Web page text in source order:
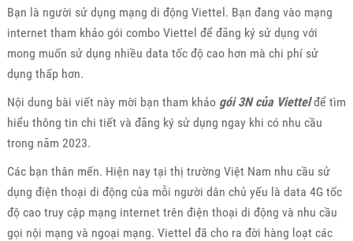
Bạn là người sử dụng mạng di động Viettel. Bạn đang vào mạng
internet tham khảo gói combo Viettel để đăng ký sử dụng với
mong muốn sử dụng nhiều data tốc độ cao hơn mà chi phí sử
dụng thấp hơn.
Nội dung bài viết này mời bạn tham khảo gói 3N của Viettelđể tìm
hiểu thông tin chi tiết và đăng ký sử dụng ngay khi có nhu cầu
trong năm 2023.
Các bạn thân mến. Hiện nay tại thị trường Việt Nam nhu cầu sử
dụng điện thoại di động của mỗi người dân chủ yếu là data 4G tốc
độ cao truy cập mạng internet trên điện thoại di động và nhu cầu
gọi nội mạng và ngoại mạng. Viettel đã cho ra đời hàng loạt các